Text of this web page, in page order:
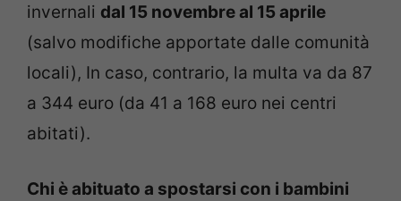
invernali dal 15 novembre al 15 aprile
(salvo modifiche apportate dalle comunità
locali), In caso, contrario, la multa va da 87
a 344 euro (da 41 a 168 euro nei centri
abitati).
Chi è abituato a spostarsi con i bambini